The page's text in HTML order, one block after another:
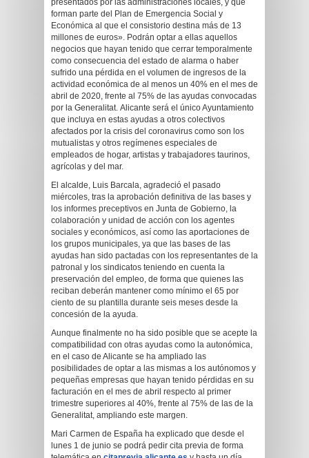
presentados por las administraciones locales, y que
forman parte del Plan de Emergencia Social y
Económica al que el consistorio destina más de 13
millones de euros». Podrán optar a ellas aquellos
negocios que hayan tenido que cerrar temporalmente
como consecuencia del estado de alarma o haber
sufrido una pérdida en el volumen de ingresos de la
actividad económica de al menos un 40% en el mes de
abril de 2020, frente al 75% de las ayudas convocadas
por la Generalitat. Alicante será el único Ayuntamiento
que incluya en estas ayudas a otros colectivos
afectados por la crisis del coronavirus como son los
mutualistas y otros regímenes especiales de
empleados de hogar, artistas y trabajadores taurinos,
agrícolas y del mar.
El alcalde, Luis Barcala, agradeció el pasado
miércoles, tras la aprobación definitiva de las bases y
los informes preceptivos en Junta de Gobierno, la
colaboración y unidad de acción con los agentes
sociales y económicos, así como las aportaciones de
los grupos municipales, ya que las bases de las
ayudas han sido pactadas con los representantes de la
patronal y los sindicatos teniendo en cuenta la
preservación del empleo, de forma que quienes las
reciban deberán mantener como mínimo el 65 por
ciento de su plantilla durante seis meses desde la
concesión de la ayuda.
Aunque finalmente no ha sido posible que se acepte la
compatibilidad con otras ayudas como la autonómica,
en el caso de Alicante se ha ampliado las
posibilidades de optar a las mismas a los autónomos y
pequeñas empresas que hayan tenido pérdidas en su
facturación en el mes de abril respecto al primer
trimestre superiores al 40%, frente al 75% de las de la
Generalitat, ampliando este margen.
Mari Carmen de España ha explicado que desde el
lunes 1 de junio se podrá pedir cita previa de forma